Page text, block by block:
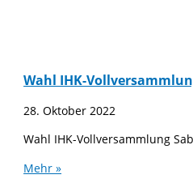
Wahl IHK-
28. Oktober 2022
Wahl IHK-Vollversammlung
Mehr »